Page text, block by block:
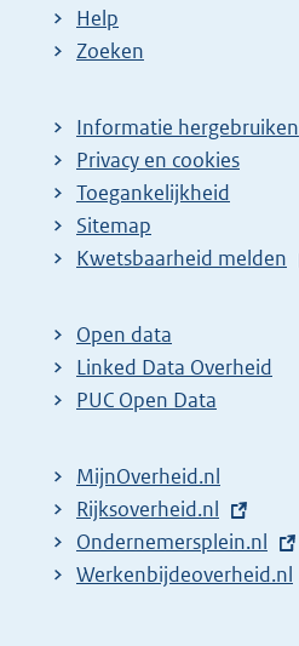
Help
Zoeken
Informatie hergebruiken
Privacy en cookies
Toegankelijkheid
Sitemap
E
t
e
r
l
i
n
k
Kwetsbaarheid melden
Open data
Linked Data Overheid
PUC Open Data
MijnOverheid.nl
E
x
t
Rijksoverheid.nl
E
x
Ondernemersplein.nl
E
Werkenbijdeoverheid.nl